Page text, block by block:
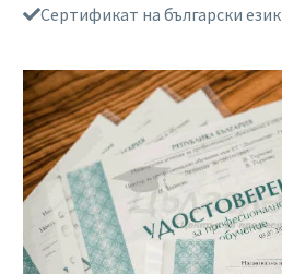
Сертификат на български език